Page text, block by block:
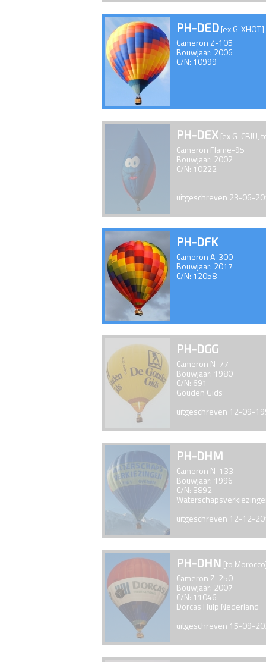
PH-DED[ex G-XHOT]
Cameron Z-105
Bouwjaar: 2006
C/N: 10999
PH-DEX[ex G-CBIU,
Cameron Flame-95
Bouwjaar: 2002
C/N: 10222
uitgeschreven 23-06-
PH-DFK
Cameron A-300
Bouwjaar: 2017
C/N: 12058
PH-DGG
Cameron N-77
Bouwjaar: 1980
C/N: 691
Gouden Gids
uitgeschreven 12-09-
PH-DHM
Cameron N-133
Bouwjaar: 1996
C/N: 3892
uitgeschreven 12-12-
PH-DHN [to
Cameron Z-250
Bouwjaar: 2007
C/N: 11046
Dorcas Hulp Nederland
uitgeschreven 15-09-